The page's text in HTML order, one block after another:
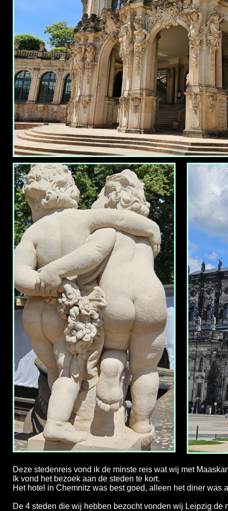
Deze stedenreis vond ik de minste reis wat wij met
Ik vond het bezoek aan de steden te kort.
Het hotel in Chemnitz was best goed, alleen het diner
De 4 steden die wij hebben bezocht vonden wij Leipzig de